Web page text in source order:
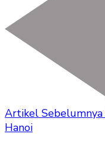
Artikel Sebelumnya
Hanoi